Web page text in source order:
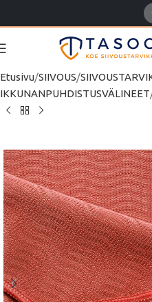
Etusivu SIIVOUS
IKKUNANPUHDISTUSVÄLINEET